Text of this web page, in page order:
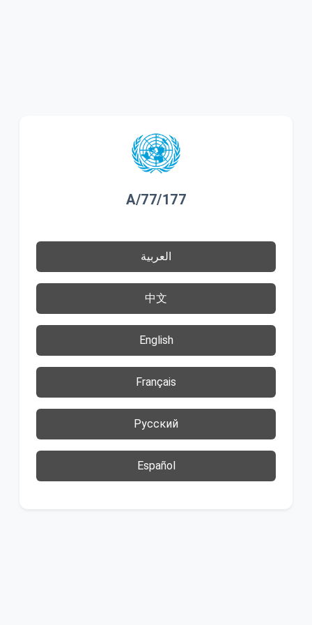
A/77/177
العربية
中文
English
Français
Русский
Español